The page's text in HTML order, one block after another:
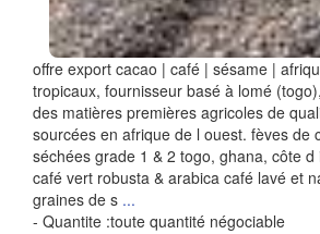
offre export cacao | café | sésame |
tropicaux, fournisseur basé à lomé
des matières premières agricoles de
sourcées en afrique de l ouest. fèves de
séchées grade 1 & 2 togo, ghana, côte
café vert robusta & arabica café lavé et
graines de s ...
- Quantite :toute quantité négociable